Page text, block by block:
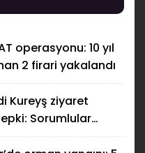
operasyonu: 10 yıl
2 firari yakalandı
Kureyş ziyaret
Sorumlular